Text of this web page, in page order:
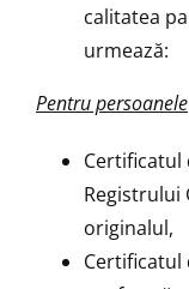
calitatea
urmează:
Pentru
Certificatul
Registrului
originalul,
Certificatul